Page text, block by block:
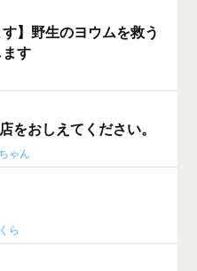
】野生のヨウムを救う
す
をおしえてください。
ゃん
ら